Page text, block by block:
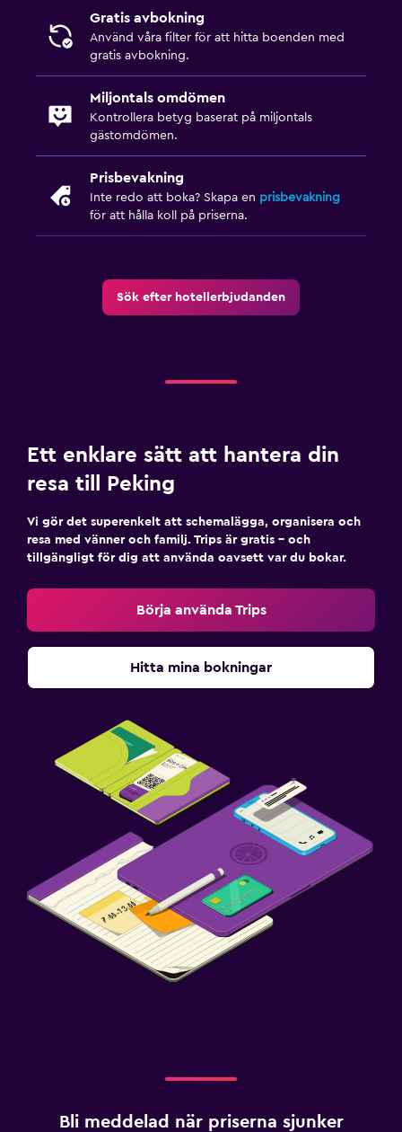
Gratis avbokning
Använd våra filter för att hitta boenden med
gratis avbokning.
Miljontals omdömen
Kontrollera betyg baserat på miljontals
gästomdömen.
Prisbevakning
Inte redo att boka? Skapa en prisbevakning
för att hålla koll på priserna.
Sök efter hotellerbjudanden
Ett enklare sätt att hantera din
resa till Peking
Vi gör det superenkelt att schemalägga, organisera och
resa med vänner och familj. Trips är gratis – och
tillgängligt för dig att använda oavsett var du bokar.
Börja använda Trips
Hitta mina bokningar
Bli meddelad när priserna sjunker